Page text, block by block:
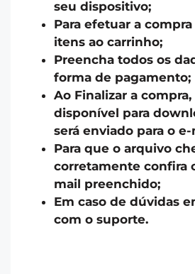
seu dispositivo;
Para efetuar a
itens ao carrinho;
Preencha todos os
forma de pagamento;
Ao Finalizar a
disponível para
será enviado para o
Para que o arquivo
corretamente confira
mail preenchido;
Em caso de dúvidas
com o suporte.